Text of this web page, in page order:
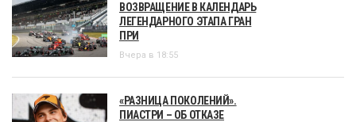
ВОЗВРАЩЕНИЕ В КАЛЕНДАРЬ
ЛЕГЕНДАРНОГО ЭТАПА ГРАН
ПРИ
Вчера в 18:55
«РАЗНИЦА ПОКОЛЕНИЙ».
ПИАСТРИ – ОБ ОТКАЗЕ